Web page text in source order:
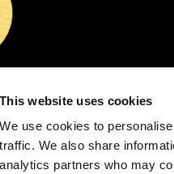
This website uses cookies
We use cookies to
traffic. We also share
analytics partners who may
PRIVACY POLICY WEB